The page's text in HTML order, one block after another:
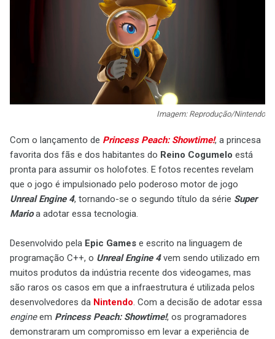
Imagem: Reprodução/Nintendo
Com o lançamento de Princess Peach: Showtime!, a princesa
favorita dos fãs e dos habitantes do Reino Cogumelo está
pronta para assumir os holofotes. E fotos recentes revelam
que o jogo é impulsionado pelo poderoso motor de jogo
Unreal Engine 4, tornando-se o segundo título da série Super
Marioa adotar essa tecnologia.
Desenvolvido pela Epic Games e escrito na linguagem de
programação C++, o Unreal Engine 4vem sendo utilizado em
muitos produtos da indústria recente dos videogames, mas
são raros os casos em que a infraestrutura é utilizada pelos
desenvolvedores da Nintendo. Com a decisão de adotar essa
engineem Princess Peach: Showtime!, os programadores
demonstraram um compromisso em levar a experiência de